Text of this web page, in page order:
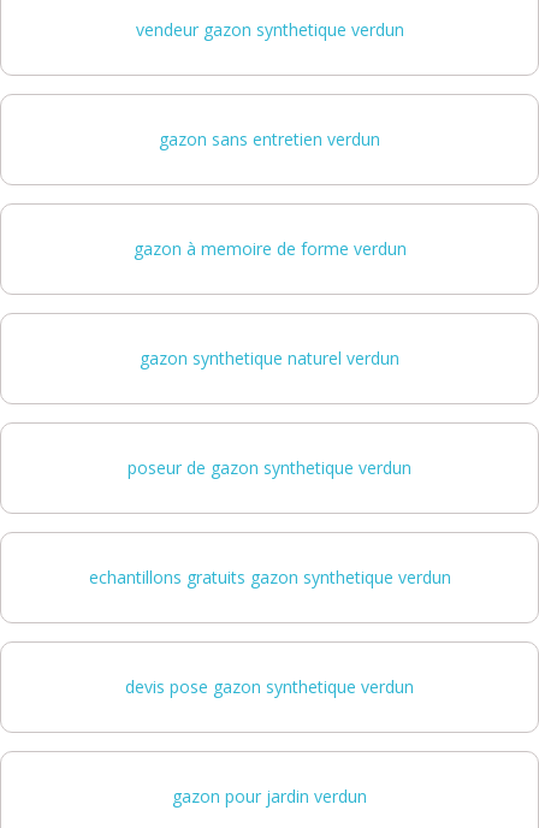
vendeur gazon synthetique verdun
gazon sans entretien verdun
gazon à memoire de forme verdun
gazon synthetique naturel verdun
poseur de gazon synthetique verdun
echantillons gratuits gazon synthetique verdun
devis pose gazon synthetique verdun
gazon pour jardin verdun